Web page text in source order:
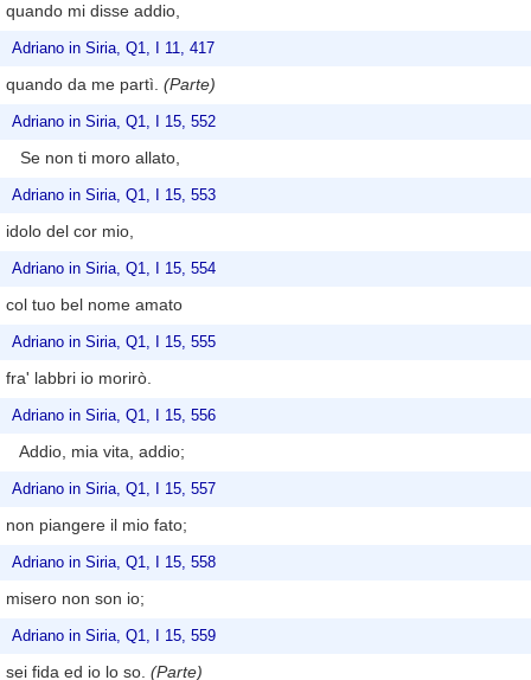
quando mi disse addio,
Adriano in Siria, Q1, I 11, 417
quando da me partì. (Parte)
Adriano in Siria, Q1, I 15, 552
Se non ti moro allato,
Adriano in Siria, Q1, I 15, 553
idolo del cor mio,
Adriano in Siria, Q1, I 15, 554
col tuo bel nome amato
Adriano in Siria, Q1, I 15, 555
fra' labbri io morirò.
Adriano in Siria, Q1, I 15, 556
Addio, mia vita, addio;
Adriano in Siria, Q1, I 15, 557
non piangere il mio fato;
Adriano in Siria, Q1, I 15, 558
misero non son io;
Adriano in Siria, Q1, I 15, 559
sei fida ed io lo so. (Parte)